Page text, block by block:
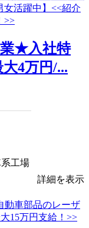
業★入社特
4万円/...
工場
詳細を表示